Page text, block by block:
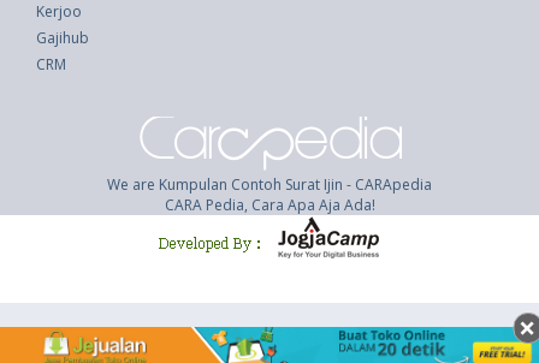
Kerjoo
Gajihub
CRM
We are Kumpulan Contoh Surat Ijin - CARApedia
CARA Pedia, Cara Apa Aja Ada!